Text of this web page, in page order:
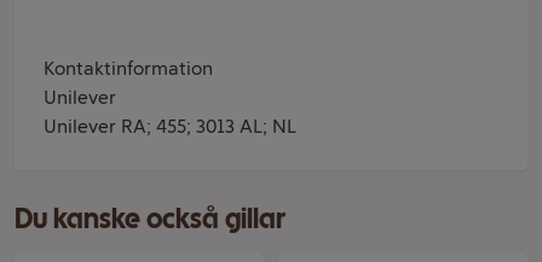
Kontaktinformation
Unilever
Unilever RA; 455; 3013 AL; NL
Du kanske också gillar